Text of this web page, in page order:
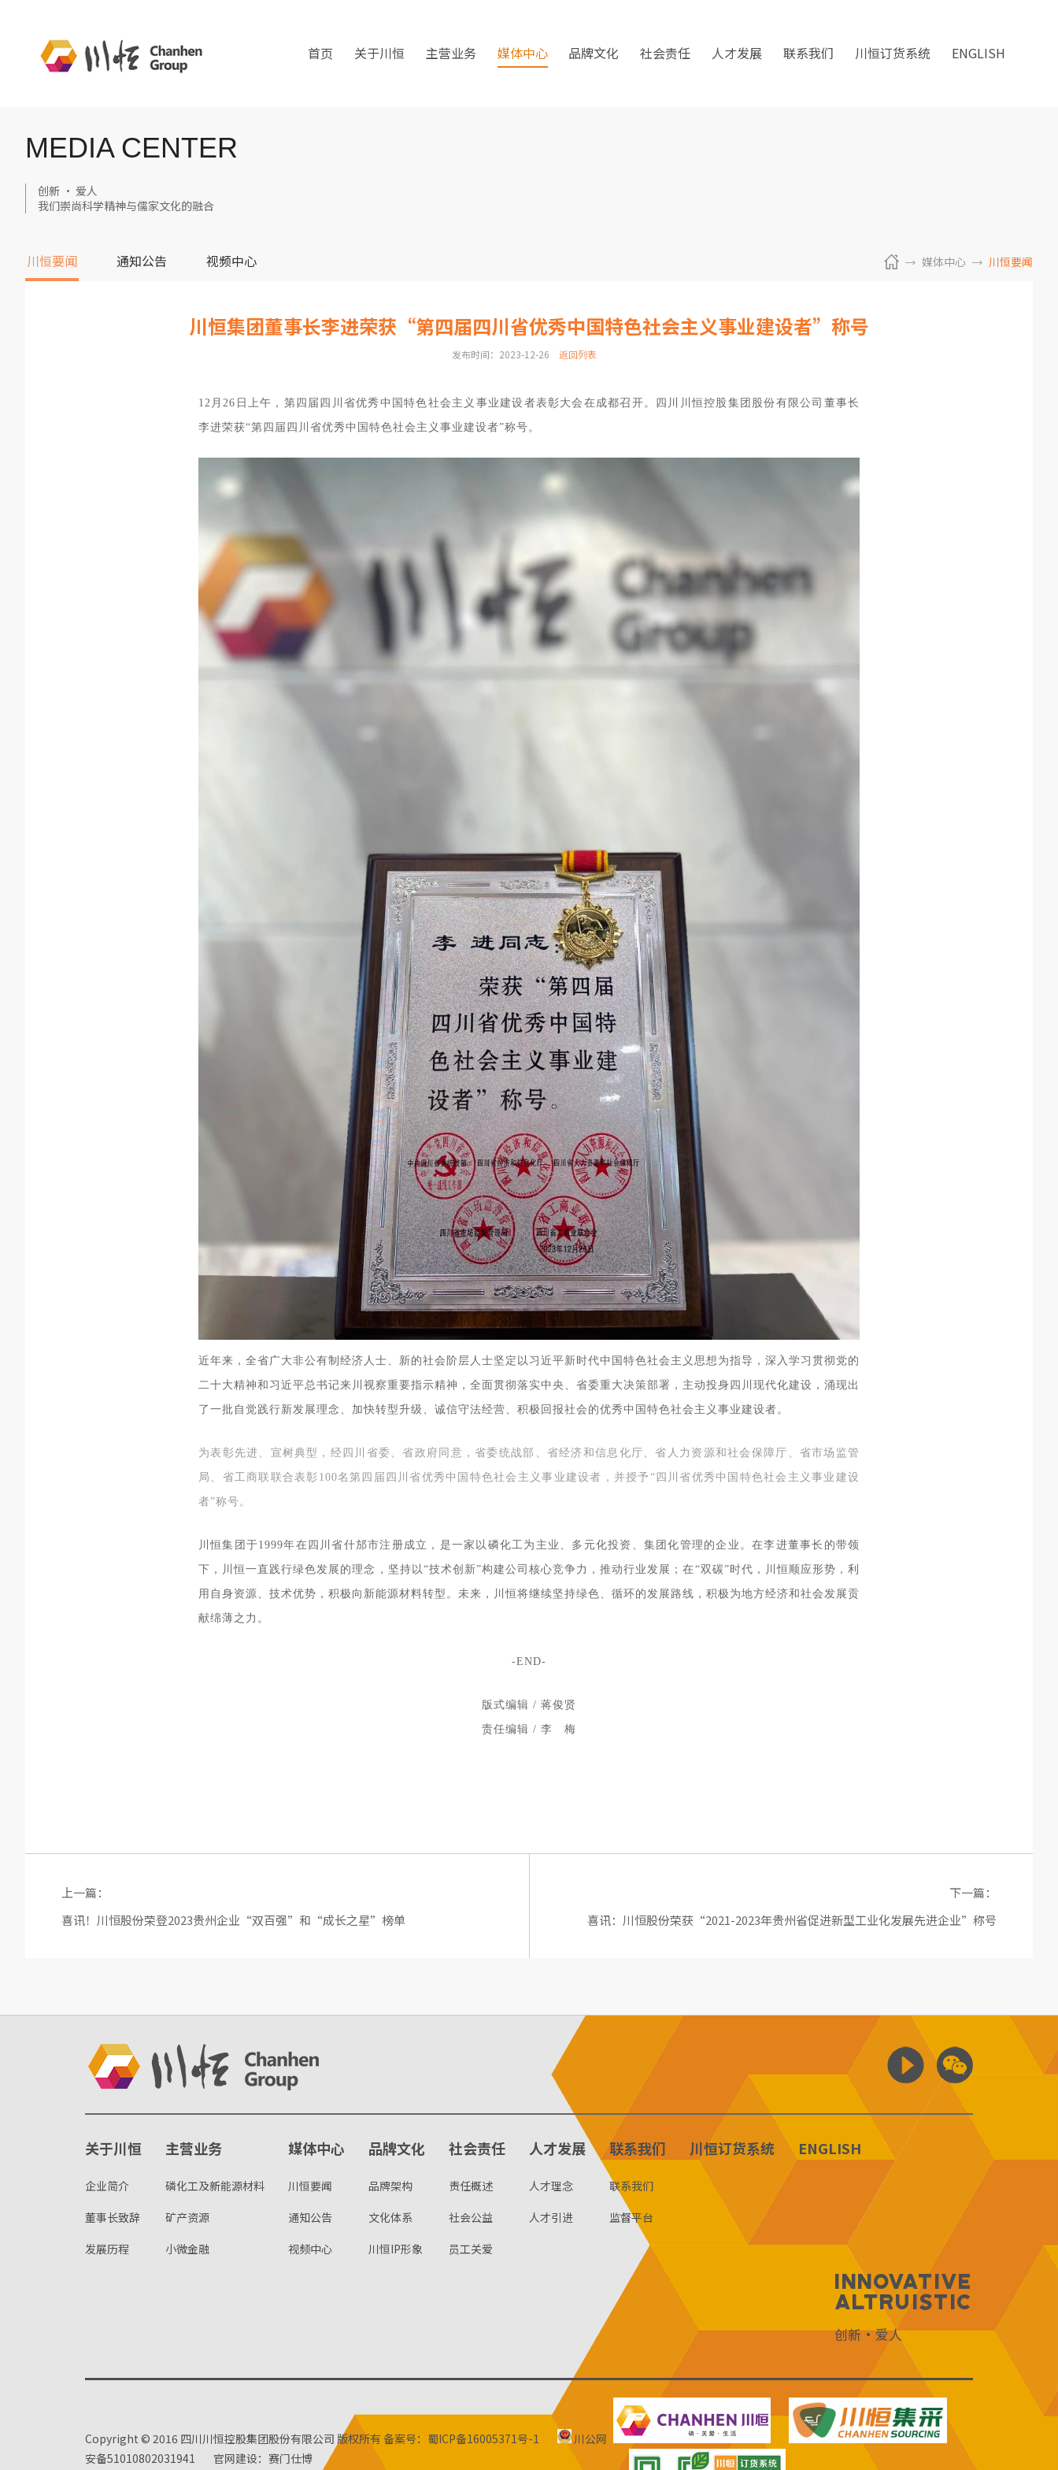
首页 关于川恒 主营业务 媒体中心 品牌文化 社会责任 人才发展 联系我们 川恒订货系统 ENGLISH
MEDIA CENTER
创新 · 爱人
我们崇尚科学精神与儒家文化的融合
川恒要闻 通知公告 视频中心 媒体中心 川恒要闻
川恒集团董事长李进荣获“第四届四川省优秀中国特色社会主义事业建设者”称号
发布时间：2023-12-26 返回列表
12月26日上午，第四届四川省优秀中国特色社会主义事业建设者表彰大会在成都召开。四川川恒控股集团股份有限公司董事长
李进荣获“第四届四川省优秀中国特色社会主义事业建设者”称号。
近年来，全省广大非公有制经济人士、新的社会阶层人士坚定以习近平新时代中国特色社会主义思想为指导，深入学习贯彻党的
二十大精神和习近平总书记来川视察重要指示精神，全面贯彻落实中央、省委重大决策部署，主动投身四川现代化建设，涌现出
了一批自觉践行新发展理念、加快转型升级、诚信守法经营、积极回报社会的优秀中国特色社会主义事业建设者。
为表彰先进、 宣树典型，经四川省委、省政府同意，省委统战部、省经济和信息化厅、省人力资源和社会保障厅、省市场监管
局、省工商联联合表彰100名第四届四川省优秀中国特色社会主义事业建设者，并授予“四川省优秀中国特色社会主义事业建设
者”称号。
川恒集团于1999年在四川省什邡市注册成立，是一家以磷化工为主业、多元化投资、集团化管理的企业。在李进董事长的带领
下，川恒一直践行绿色发展的理念，坚持以“技术创新”构建公司核心竞争力，推动行业发展；在“双碳”时代，川恒顺应形势，利
用自身资源、技术优势，积极向新能源材料转型。未来，川恒将继续坚持绿色、循环的发展路线，积极为地方经济和社会发展贡
献绵薄之力。
-END-
版式编辑 / 蒋俊贤
责任编辑 / 李 梅
上一篇：
喜讯！川恒股份荣登2023贵州企业“双百强”和“成长之星”榜单
下一篇：
喜讯：川恒股份荣获“2021-2023年贵州省促进新型工业化发展先进企业”称号
关于川恒
企业简介
董事长致辞
发展历程
主营业务
磷化工及新能源材料
矿产资源
小微金融
媒体中心
川恒要闻
通知公告
视频中心
品牌文化
品牌架构
文化体系
川恒IP形象
社会责任
责任概述
社会公益
员工关爱
人才发展
人才理念
人才引进
联系我们
联系我们
监督平台
川恒订货系统 ENGLISH
Innovative
Altruistic
创新·爱人
Copyright © 2016 四川川恒控股集团股份有限公司 版权所有 备案号：蜀ICP备16005371号-1
川公网
安备51010802031941
官网建设：赛门仕博